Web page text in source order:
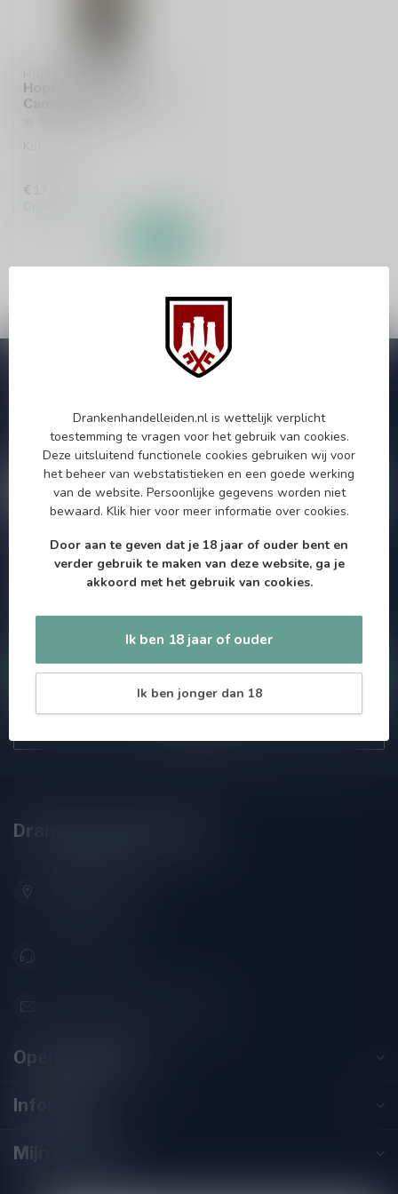
Hoppensteyn Coffee
Candy Likeur 70cl
€17,99
Op voorraad
Meer informatie
Als je vragen hebt over onze producten of jouw aankoop, bezoek
bedrijfsgegevens, antwoorden op veelgestelde vragen en
verschillende manieren om contact met ons op te nemen.
Klantenservice
Abonneer je op onze nieuwsbrief
aanbiedingen. Die wil je toch niet missen!? We versturen
maximaal één keer per maand een mailing dus geen zorgen over
onnodige spam!
Drankenhandel Leiden
Openingstijden
Informatie
Mijn account
Drankenhandelleiden.nl is wettelijk verplicht
toestemming te vragen voor het gebruik van cookies.
Deze uitsluitend functionele cookies gebruiken wij voor
het beheer van webstatistieken en een goede werking
van de website. Persoonlijke gegevens worden niet
bewaard. Klik hiervoor meer informatie over cookies.
Door aan te geven dat je 18 jaar of ouder bent en
verder gebruik te maken van deze website, ga je
akkoord met het gebruik van cookies.
Ik ben 18 jaar of ouder
Ik ben jonger dan 18